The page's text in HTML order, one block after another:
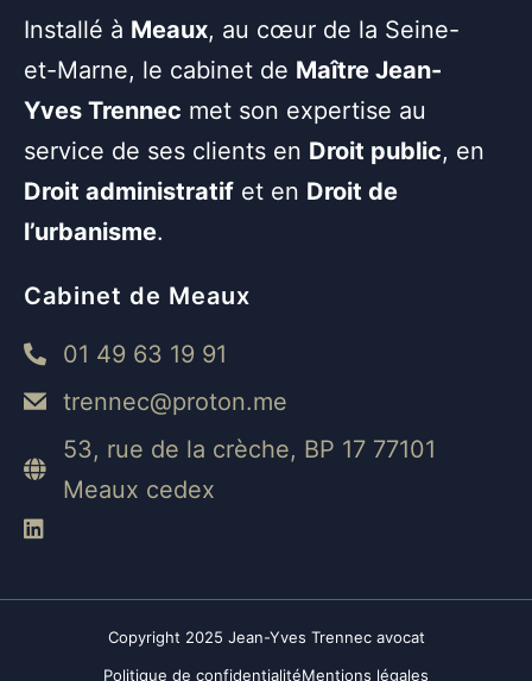
Installé à Meaux, au cœur de la Seine-
et-Marne, le cabinet de Maître Jean-
Yves Trennec met son expertise au
service de ses clients en Droit public, en
Droit administratif et en Droit de
l’urbanisme.
Cabinet de Meaux
01 49 63 19 91
trennec@proton.me
53, rue de la crèche, BP 17 77101
Meaux cedex
Copyright 2025 Jean-Yves Trennec avocat
Politique de confidentialitéMentions légales